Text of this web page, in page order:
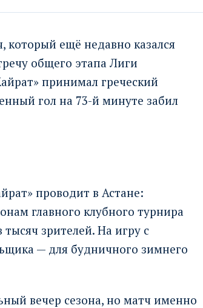
который ещё недавно казался
общего этапа Лиги
принимал греческий
гол на 73-й минуте забил
проводит в Астане:
главного клубного турнира
зрителей. На игру с
— для будничного зимнего
вечер сезона, но матч именно